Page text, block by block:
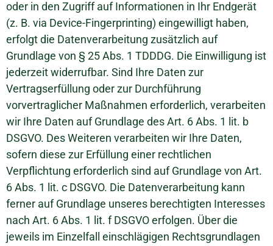
oder in den Zugriff auf Informationen in Ihr Endgerät
(z. B. via Device-Fingerprinting) eingewilligt haben,
erfolgt die Datenverarbeitung zusätzlich auf
Grundlage von § 25 Abs. 1 TDDDG. Die Einwilligung ist
jederzeit widerrufbar. Sind Ihre Daten zur
Vertragserfüllung oder zur Durchführung
vorvertraglicher Maßnahmen erforderlich, verarbeiten
wir Ihre Daten auf Grundlage des Art. 6 Abs. 1 lit. b
DSGVO. Des Weiteren verarbeiten wir Ihre Daten,
sofern diese zur Erfüllung einer rechtlichen
Verpflichtung erforderlich sind auf Grundlage von Art.
6 Abs. 1 lit. c DSGVO. Die Datenverarbeitung kann
ferner auf Grundlage unseres berechtigten Interesses
nach Art. 6 Abs. 1 lit. f DSGVO erfolgen. Über die
jeweils im Einzelfall einschlägigen Rechtsgrundlagen